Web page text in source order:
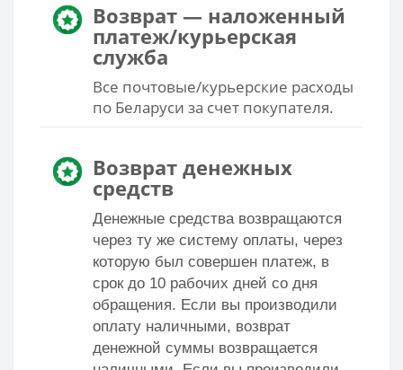
Возврат — наложенный
платеж/курьерская
служба
Все почтовые/курьерские расходы
по Беларуси за счет покупателя.
Возврат денежных
средств
Денежные средства возвращаются
через ту же систему оплаты, через
которую был совершен платеж, в
срок до 10 рабочих дней со дня
обращения. Если вы производили
оплату наличными, возврат
денежной суммы возвращается